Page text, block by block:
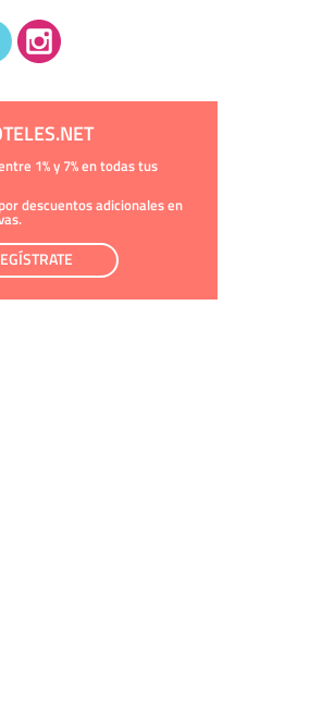
a saber qué
sobre usted, corregirla y
se explica en la
disponible en nuestra
y detallada sobre cómo
1% y 7% en todas tus
descuentos adicionales en